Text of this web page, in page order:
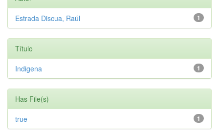
1
Estrada Discua, Raúl
Título
1
Indigena
Has File(s)
1
true